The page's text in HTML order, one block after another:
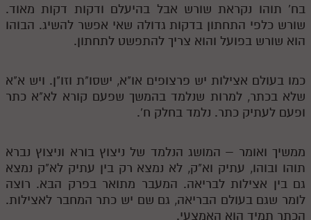
בח' תוהו נקראת שורש אבל בהיעלם ודקות דקות מאוד.
שורש כלפי התחתון בדקות גדולה שאי אפשר להשיג. הבוהו
הוא שורש בפועל והוא צריך להתפשט לתחתון.
כמו בעולם אצילות יש פרצופים או"א, ישסו"ת וזו"ן. ויש א"א
שלא בכתר, למרות שנלמד בהמשך שפעם קורא לא"א כתר
ופעם לעתיק כתר. נלמד בחלק ח'.
ממשיך ואומר – המושג הנלמד של ניצוץ בורא וניצוץ נברא
תוהו ובוהו, עתיק וא"ק, לא נמצא רק בין עתיק לא"ק נמצא
גם בין אצילות לבריאה. המעבר מתואר בפרק הבא. רוצה
לומר שגם בעולם הבריאה, גם שם יש כתר המחבר לאצילות.
הכתר תמיד הוא האמצעי.